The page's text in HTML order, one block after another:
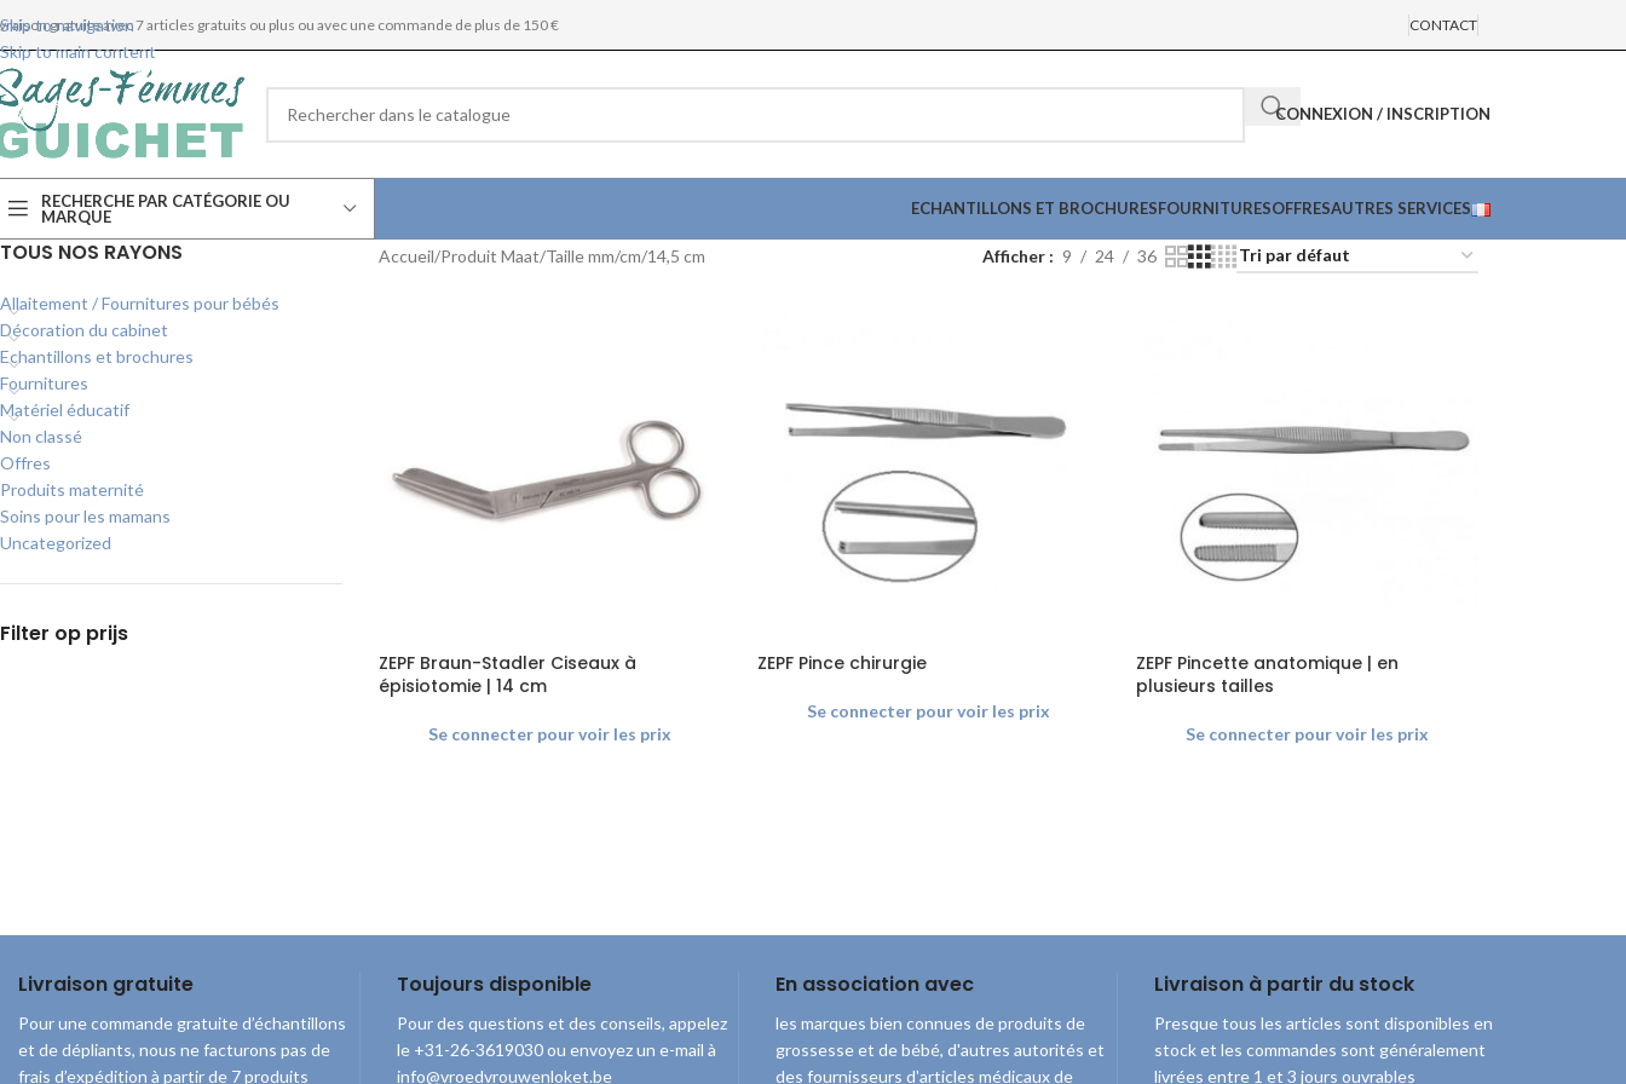
Skip to navigation
Skip to main content
gratuite avec 7 articles gratuits ou plus ou avec une commande de plus de 150 € CONTACT
CONNEXION / INSCRIPTION
RECHERCHE PAR CATÉGORIE OU
MARQUE
ECHANTILLONS ET BROCHURESFOURNITURESOFFRESAUTRES SERVICES
TOUS NOS RAYONS
Allaitement / Fournitures pour bébés
Décoration du cabinet
Echantillons et brochures
Fournitures
Matériel éducatif
Non classé
Offres
Produits maternité
Soins pour les mamans
Uncategorized
Filter op prijs
Accueil Produit Maat/Taille mm/cm 14,5 cm Afficher 9 24 36
ZEPF Braun-Stadler Ciseaux à
épisiotomie | 14 cm
Se connecter pour voir les prix
ZEPF Pince chirurgie
Se connecter pour voir les prix
ZEPF Pincette anatomique | en
plusieurs tailles
Se connecter pour voir les prix
Livraison gratuite
Pour une commande gratuite d’échantillons
et de dépliants, nous ne facturons pas de
frais d’expédition à partir de 7 produits
Toujours disponible
Pour des questions et des conseils, appelez
le +31-26-3619030 ou envoyez un e-mail à
info@vroedvrouwenloket.be
En association avec
les marques bien connues de produits de
grossesse et de bébé, d'autres autorités et
des fournisseurs d'articles médicaux de
Livraison à partir du stock
Presque tous les articles sont disponibles en
stock et les commandes sont généralement
livrées entre 1 et 3 jours ouvrables